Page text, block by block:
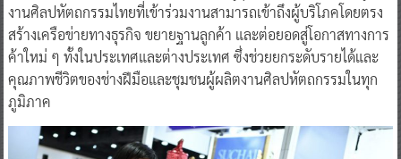
งานศิลปหัตถกรรมไทยที่เข้าร่วมงานสามารถเข้าถึงผู้บริโภคโดยตรง
สร้างเครือข่ายทางธุรกิจ ขยายฐานลูกค้า และต่อยอดสู่โอกาสทางการ
ค้าใหม่ ๆ ทั้งในประเทศและต่างประเทศ ซึ่งช่วยยกระดับรายได้และ
คุณภาพชีวิตของช่างฝีมือและชุมชนผู้ผลิตงานศิลปหัตถกรรมในทุก
ภูมิภาค